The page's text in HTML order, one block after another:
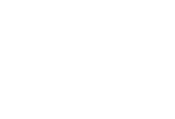
Talla: M